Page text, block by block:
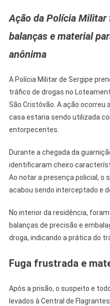
É
Por
Madre
Paulina,
São
Cristóvão
Ação da Polícia Militar
balanças e material
anônima
A Polícia Militar de Sergipe
tráfico de drogas no
São Cristóvão. A ação
casa estaria sendo utilizada
entorpecentes.
Durante a chegada da
identificaram cheiro
Ao notar a presença policial, o
acabou sendo interceptado e
No interior da residência,
balanças de precisão e
droga, indicando a prática do
Fuga frustrada e
Após a prisão, o suspeito e
levados à Central de